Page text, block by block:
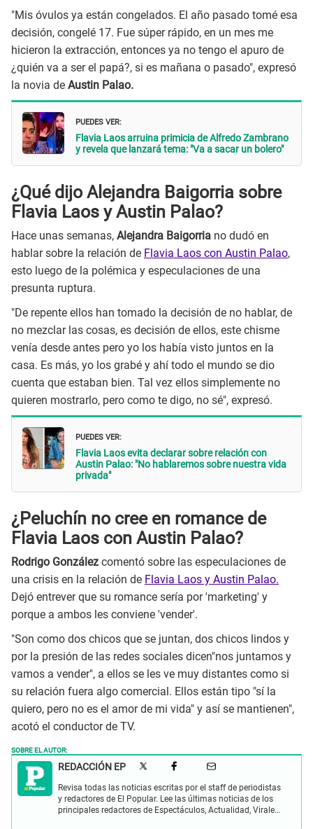
"Mis óvulos ya están congelados. El año pasado tomé esa
decisión, congelé 17. Fue súper rápido, en un mes me
hicieron la extracción, entonces ya no tengo el apuro de
¿quién va a ser el papá?, si es mañana o pasado", expresó
la novia de Austin Palao.
PUEDES VER:
Flavia Laos arruina primicia de Alfredo Zambrano
y revela que lanzará tema: "Va a sacar un bolero"
¿Qué dijo Alejandra Baigorria sobre
Flavia Laos y Austin Palao?
Hace unas semanas, Alejandra Baigorria no dudó en
hablar sobre la relación de Flavia Laos con Austin Palao,
esto luego de la polémica y especulaciones de una
presunta ruptura.
"De repente ellos han tomado la decisión de no hablar, de
no mezclar las cosas, es decisión de ellos, este chisme
venía desde antes pero yo los había visto juntos en la
casa. Es más, yo los grabé y ahí todo el mundo se dio
cuenta que estaban bien. Tal vez ellos simplemente no
quieren mostrarlo, pero como te digo, no sé", expresó.
PUEDES VER:
Flavia Laos evita declarar sobre relación con
Austin Palao: "No hablaremos sobre nuestra vida
privada"
¿Peluchín no cree en romance de
Flavia Laos con Austin Palao?
Rodrigo González comentó sobre las especulaciones de
una crisis en la relación de Flavia Laos y Austin Palao.
Dejó entrever que su romance sería por 'marketing' y
porque a ambos les conviene 'vender'.
"Son como dos chicos que se juntan, dos chicos lindos y
por la presión de las redes sociales dicen"nos juntamos y
vamos a vender", a ellos se les ve muy distantes como si
su relación fuera algo comercial. Ellos están tipo "sí la
quiero, pero no es el amor de mi vida" y así se mantienen",
acotó el conductor de TV.
SOBRE EL AUTOR:
REDACCIÓN EP
Revisa todas las noticias escritas por el staff de periodistas
y redactores de El Popular. Lee las últimas noticias de los
principales redactores de Espectáculos, Actualidad, Virales,